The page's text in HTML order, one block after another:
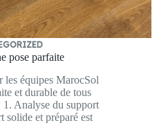
pose parfaite
les équipes MarocSol
et durable de tous
1. Analyse du support
solide et préparé est